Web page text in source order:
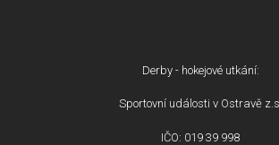
Derby - hokejové utkání:
Sportovní události v Ostravě
IČO: 019 39 998